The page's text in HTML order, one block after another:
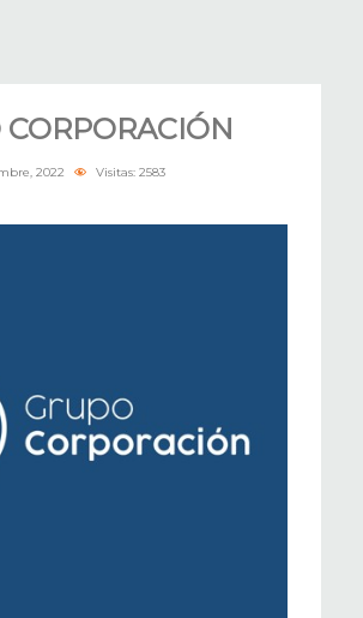
CORPORACIÓN
2022 Visitas: 2583